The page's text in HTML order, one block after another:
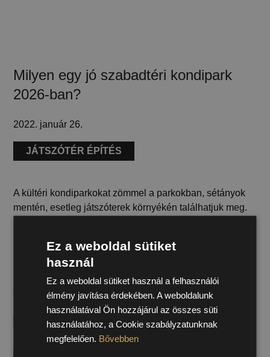
Milyen egy jó szabadtéri kondipark
2026-ban?
2022. január 26.
JÁTSZÓTÉR ÉPÍTÉS
A kültéri kondiparkokat zömmel a parkokban, sétányok
mentén, esetleg játszóterek környékén találhatjuk meg.
aktivitását is növeli. Éppen ezért nem ritka, hogy akár a
környékbelieket is bevonják a tervezésbe. Ez egy remek
lépés, hiszen ők azok, akik használni fogják, így
gondoskodva arról, hogy…
TOVÁBB
Ez a weboldal sütiket
használ
Ez a weboldal sütiket használ a felhasználói
élmény javítása érdekében. A weboldalunk
használatával Ön hozzájárul az összes süti
használatához, a Cookie szabályzatunknak
megfelelően. Bővebben